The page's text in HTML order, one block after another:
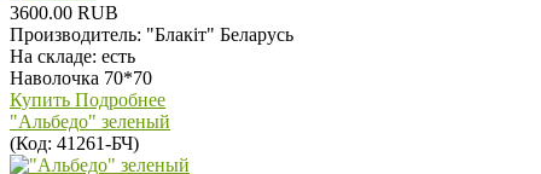
3600.00 RUB
Производитель: "Блакiт" Беларусь
На складе: есть
Наволочка 70*70
Купить Подробнее
"Альбедо" зеленый
(Код: 41261-БЧ)